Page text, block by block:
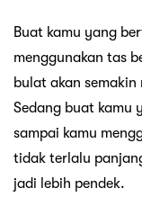
Buat kamu yang
menggunakan tas
bulat akan
Sedang buat kamu
sampai kamu
tidak terlalu
jadi lebih pendek.